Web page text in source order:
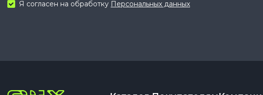
Я согласен на обработку Персональных данных